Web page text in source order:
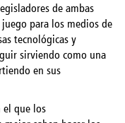
de ambas
para los medios de
tecnológicas y
sirviendo como una
en sus
el que los